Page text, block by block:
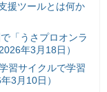
援ツールとは何か
「うさプロオンラ
年3月18日）
習サイクルで学習
3月10日）